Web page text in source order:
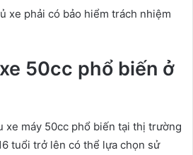
xe phải có bảo hiểm trách nhiệm
50cc phổ biến ở
xe máy 50cc phổ biến tại thị trường
tuổi trở lên có thể lựa chọn sử